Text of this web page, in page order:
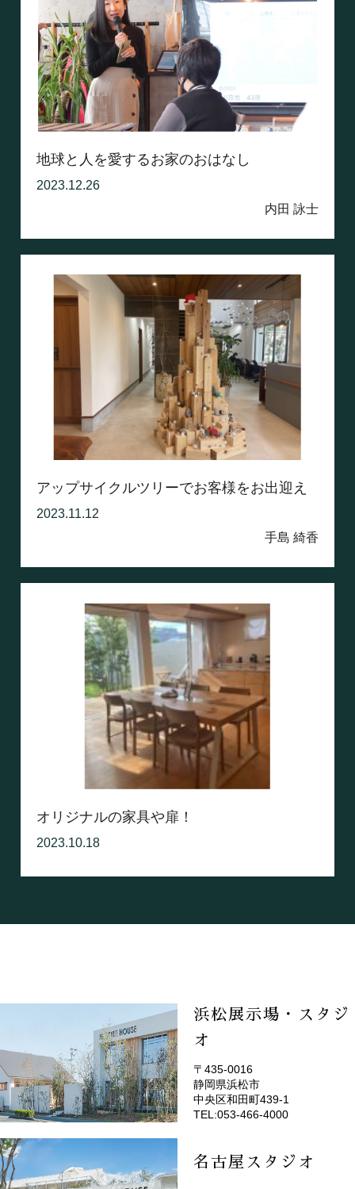
地球と人を愛するお家のおはなし
2023.12.26
内田 詠士
アップサイクルツリーでお客様をお出迎え
2023.11.12
手島 綺香
オリジナルの家具や扉！
2023.10.18
浜松展示場・スタジ
オ
(EMOTOP浜松)
〒435-0016
静岡県浜松市
中央区和田町439-1
TEL:053-466-4000
名古屋スタジオ